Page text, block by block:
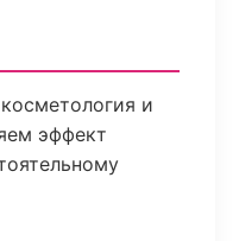
и
эффект